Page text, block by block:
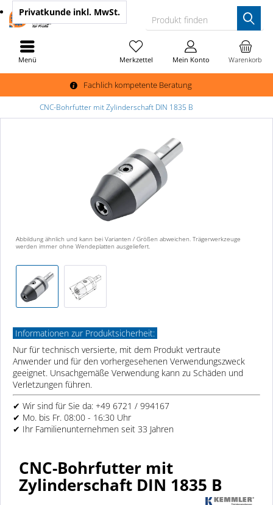
Fachlich kompetente Beratung
Produkt finden
Warenkorb
Merkzettel Mein Konto
Privatkunde inkl. MwSt.
Menü
CNC-Bohrfutter mit Zylinderschaft DIN 1835 B
Abbildung ähnlich und kann bei Varianten / Größen abweichen. Trägerwerkzeuge
werden immer ohne Wendeplatten ausgeliefert.
Informationen zur Produktsicherheit:
Nur für technisch versierte, mit dem Produkt vertraute
Anwender und für den vorhergesehenen Verwendungszweck
geeignet. Unsachgemäße Verwendung kann zu Schäden und
Verletzungen führen.
✔ Wir sind für Sie da: +49 6721 / 994167
✔ Mo. bis Fr. 08:00 - 16:30 Uhr
✔ Ihr Familienunternehmen seit 33 Jahren
CNC-Bohrfutter mit
Zylinderschaft DIN 1835 B